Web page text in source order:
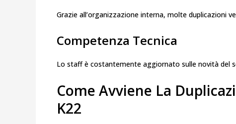
Grazie all’organizzazione interna, molte duplicazioni
Competenza Tecnica
Lo staff è costantemente aggiornato sulle novità del
Come Avviene La
K22